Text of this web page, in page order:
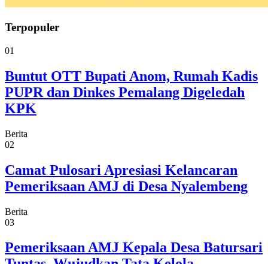
Terpopuler
01
Buntut OTT Bupati Anom, Rumah Kadis
PUPR dan Dinkes Pemalang Digeledah
KPK
Berita
02
Camat Pulosari Apresiasi Kelancaran
Pemeriksaan AMJ di Desa Nyalembeng
Berita
03
Pemeriksaan AMJ Kepala Desa Batursari